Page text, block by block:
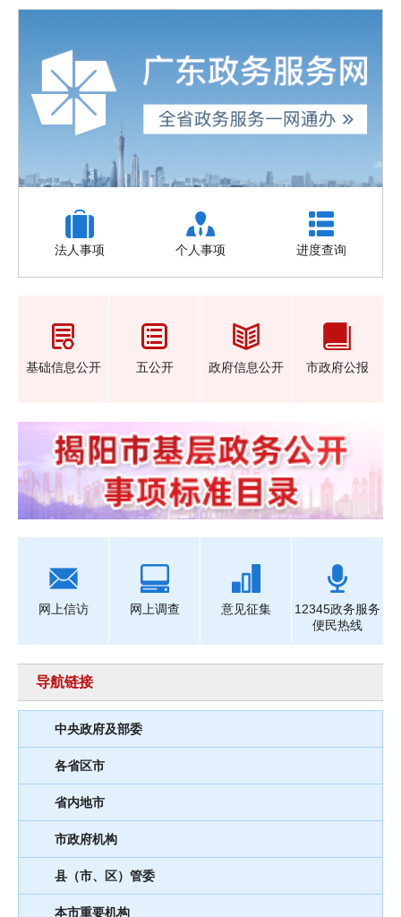
30 整治形式主义为基层减负，广东通报2起典型问题
16
26-06
揭阳市人民政府办公室关于同意揭西县惠信小额贷款..
09 中央第四生态环境保护督察组督察广东省动员会在广..
29 中国残疾人联合会全国盲人医疗按摩人员考试委员会..
揭阳市供销合作联社2025年公共型农产品冷链物..
26-07
广东省深圳市中级人民法院关于开展“文燊威”案退..
法人事项 个人事项 进度查询
基础信息公开 五公开 政府信息公开 市政府公报
网上信访 网上调查 意见征集
12345政务服务
便民热线
导航链接
中央政府及部委
各省区市
省内地市
市政府机构
县（市、区）管委
本市重要机构